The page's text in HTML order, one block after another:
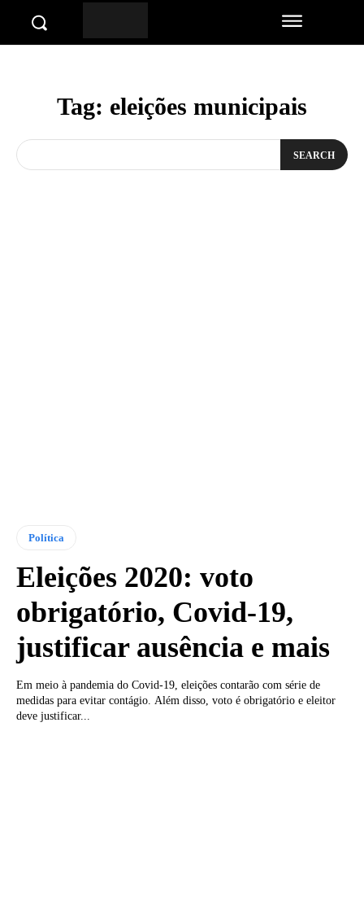
Tag: eleições municipais
SEARCH
Política
Eleições 2020: voto
obrigatório, Covid-19,
justificar ausência e mais
Em meio à pandemia do Covid-19, eleições contarão com série de
medidas para evitar contágio. Além disso, voto é obrigatório e eleitor
deve justificar...